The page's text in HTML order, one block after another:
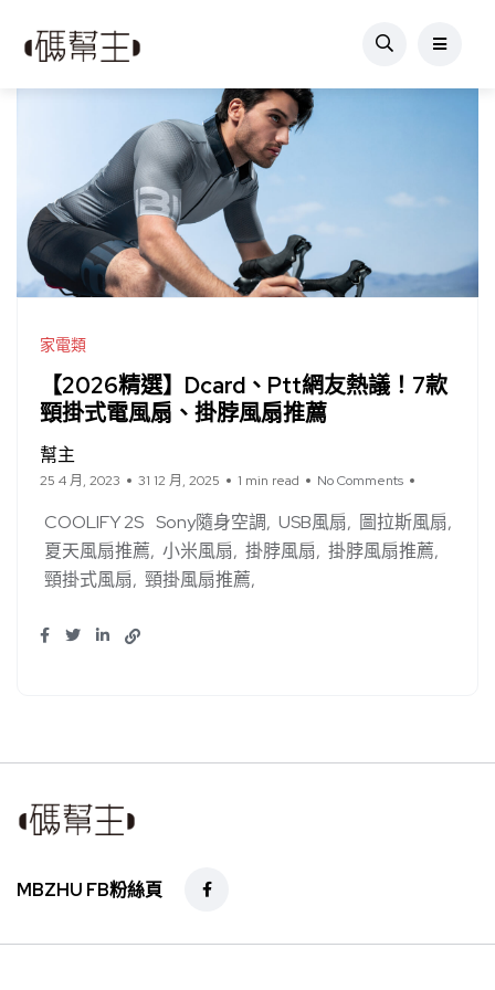
家電類
【2026精選】Dcard、Ptt網友熱議！7款
頸掛式電風扇、掛脖風扇推薦
幫主
25 4 月, 2023 31 12 月, 2025 1 min read No Comments
COOLIFY 2S Sony隨身空調 USB風扇
圖拉斯風扇
夏天風扇推薦 小米風扇 掛脖風扇
掛脖風扇推薦
頸掛式風扇
頸掛風扇推薦
MBZHU FB粉絲頁